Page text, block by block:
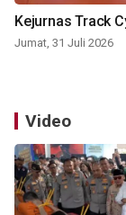
Kejurnas Track
Jumat, 31 Juli 2026
Video